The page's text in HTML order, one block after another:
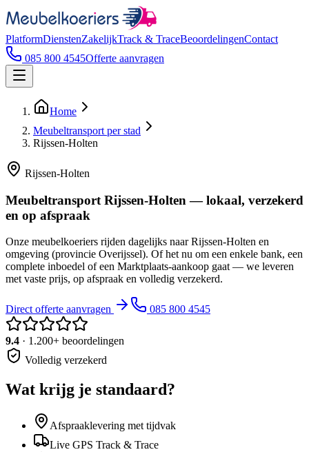
PlatformDienstenZakelijkTrack & TraceBeoordelingenContact
085 800 4545Offerte aanvragen
Home
Meubeltransport per stad
Rijssen-Holten
Rijssen-Holten
Meubeltransport Rijssen-Holten — lokaal, verzekerd
en op afspraak
Onze meubelkoeriers rijden dagelijks naar Rijssen-Holten en
omgeving (provincie Overijssel). Of het nu om een enkele bank, een
complete inboedel of een Marktplaats-aankoop gaat — we leveren
met vaste prijs, op afspraak en volledig verzekerd.
Direct offerte aanvragen 085 800 4545
9.4 · 1.200+ beoordelingen
Volledig verzekerd
Wat krijg je standaard?
Afspraaklevering met tijdvak
Live GPS Track & Trace